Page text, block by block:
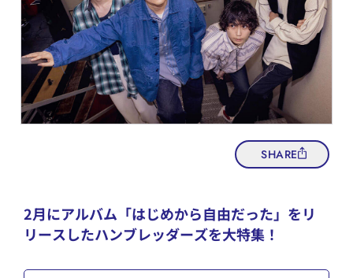
SHARE
2月にアルバム「はじめから自由だった」をリ
リースしたハンブレッダーズを大特集！